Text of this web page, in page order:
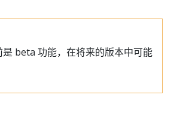
是 beta 功能，在将来的版本中可能